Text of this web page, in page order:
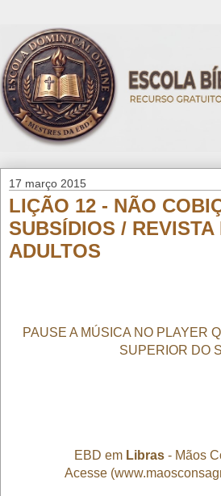
17 março 2015
LIÇÃO 12 - NÃO
SUBSÍDIOS / REVISTA
ADULTOS
PAUSE A MÚSICA NO PLAYER
SUPERIOR DO
EBD em Libras - Mãos
Acesse